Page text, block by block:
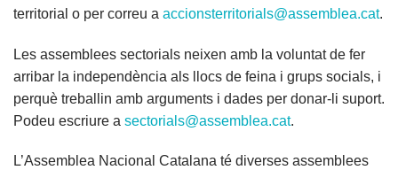
territorial o per correu a accionsterritorials@assemblea.cat.
Les assemblees sectorials neixen amb la voluntat de fer
arribar la independència als llocs de feina i grups socials, i
perquè treballin amb arguments i dades per donar-li suport.
Podeu escriure a sectorials@assemblea.cat.
L’Assemblea Nacional Catalana té diverses assemblees